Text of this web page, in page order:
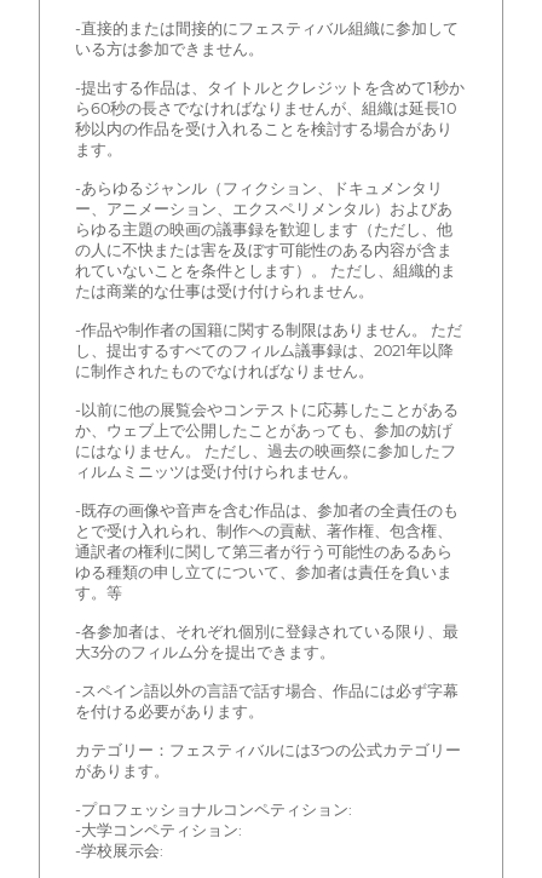
-直接的または間接的にフェスティバル組織に参加して
いる方は参加できません。
-提出する作品は、タイトルとクレジットを含めて1秒か
ら60秒の長さでなければなりませんが、組織は延長10
秒以内の作品を受け入れることを検討する場合があり
ます。
-あらゆるジャンル（フィクション、ドキュメンタリ
ー、アニメーション、エクスペリメンタル）およびあ
らゆる主題の映画の議事録を歓迎します（ただし、他
の人に不快または害を及ぼす可能性のある内容が含ま
れていないことを条件とします）。 ただし、組織的ま
たは商業的な仕事は受け付けられません。
-作品や制作者の国籍に関する制限はありません。 ただ
し、提出するすべてのフィルム議事録は、2021年以降
に制作されたものでなければなりません。
-以前に他の展覧会やコンテストに応募したことがある
か、ウェブ上で公開したことがあっても、参加の妨げ
にはなりません。 ただし、過去の映画祭に参加したフ
ィルムミニッツは受け付けられません。
-既存の画像や音声を含む作品は、参加者の全責任のも
とで受け入れられ、制作への貢献、著作権、包含権、
通訳者の権利に関して第三者が行う可能性のあるあら
ゆる種類の申し立てについて、参加者は責任を負いま
す。等
-各参加者は、それぞれ個別に登録されている限り、最
大3分のフィルム分を提出できます。
-スペイン語以外の言語で話す場合、作品には必ず字幕
を付ける必要があります。
カテゴリー：フェスティバルには3つの公式カテゴリー
があります。
-プロフェッショナルコンペティション:
-大学コンペティション:
-学校展示会: